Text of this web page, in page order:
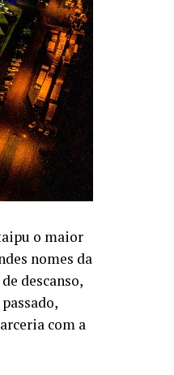
o maior
nomes da
descanso,
com a